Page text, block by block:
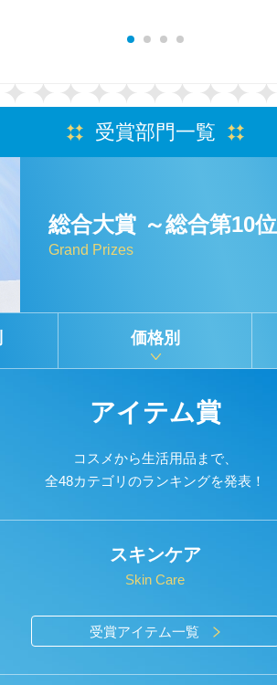
受賞部門一覧
総合大賞 ～総合第10位
Grand Prizes
価格別
アイテム賞
コスメから生活用品まで、
全48カテゴリのランキングを発表！
スキンケア
Skin Care
受賞アイテム一覧